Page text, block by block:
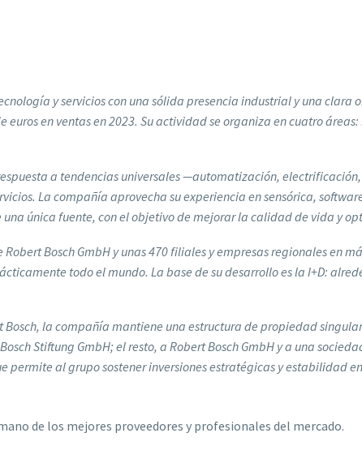
y servicios con una sólida presencia industrial y una
euros en ventas en 2023. Su actividad se organiza en cuatro
a tendencias universales —automatización,
La compañía aprovecha su experiencia en sensórica,
única fuente, con el objetivo de mejorar la calidad de vida y
Bosch GmbH y unas 470 filiales y empresas regionales en
todo el mundo. La base de su desarrollo es la I+D:
Bosch, la compañía mantiene una estructura de propiedad
Stiftung GmbH; el resto, a Robert Bosch GmbH y a una
permite al grupo sostener inversiones estratégicas y estabilidad
de los mejores proveedores y profesionales del mercado.